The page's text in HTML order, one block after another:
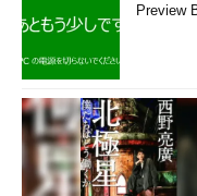
Preview